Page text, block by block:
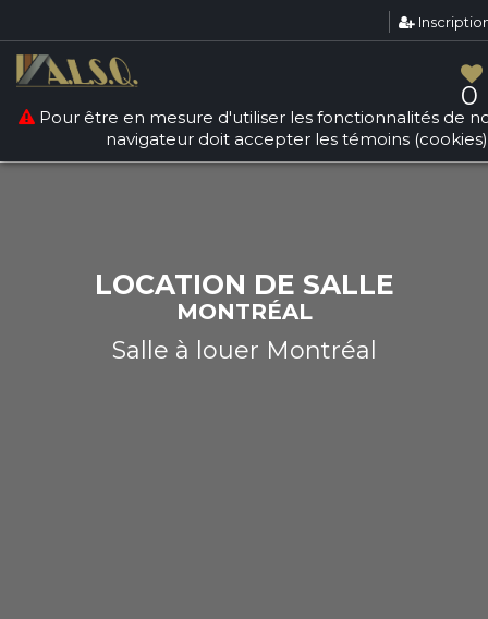
: count(): Parameter must be an array or an object
that implements Countable in
/srv/users/sallesquebec/apps/sallesdereception/
0
Pour être en mesure d'utiliser les fonctionnalités de
navigateur doit accepter les témoins
LOCATION DE SALLE
MONTRÉAL
Salle à louer Montréal